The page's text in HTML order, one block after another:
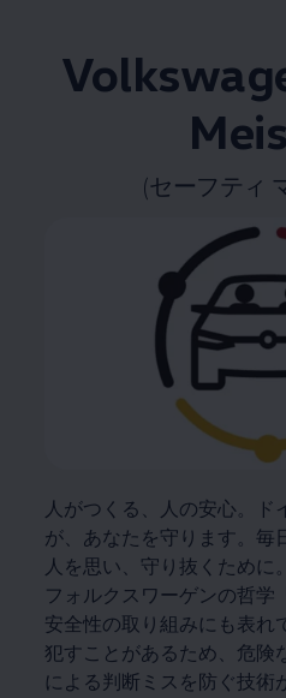
(セーフティ
人がつくる、人の安心。ド
が、あなたを守ります。毎
人を思い、守り抜くために。
フォルクスワーゲンの哲学
安全性の取り組みにも表れ
犯すことがあるため、危険
による判断ミスを防ぐ技術